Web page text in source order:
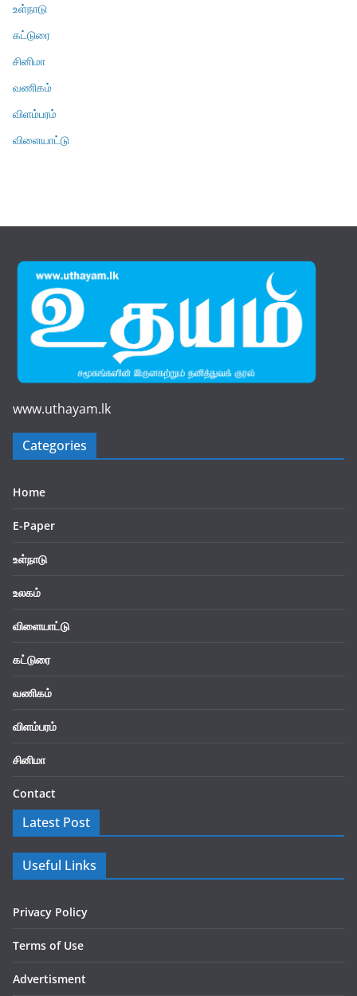
உள்நாடு
கட்டுரை
சினிமா
வணிகம்
விளம்பரம்
விளையாட்டு
www.uthayam.lk
Categories
Home
E-Paper
உள்நாடு
உலகம்
விளையாட்டு
கட்டுரை
வணிகம்
விளம்பரம்
சினிமா
Contact
Latest Post
Useful Links
Privacy Policy
Terms of Use
Advertisment